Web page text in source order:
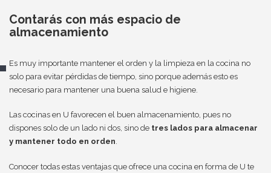
Contarás con más espacio de
almacenamiento
Es muy importante mantener el orden y la limpieza en la cocina no
solo para evitar pérdidas de tiempo, sino porque además esto es
necesario para mantener una buena salud e higiene.
Las cocinas en U favorecen el buen almacenamiento, pues no
dispones solo de un lado ni dos, sino de tres lados para almacenar
y mantener todo en orden.
Conocer todas estas ventajas que ofrece una cocina en forma de U te